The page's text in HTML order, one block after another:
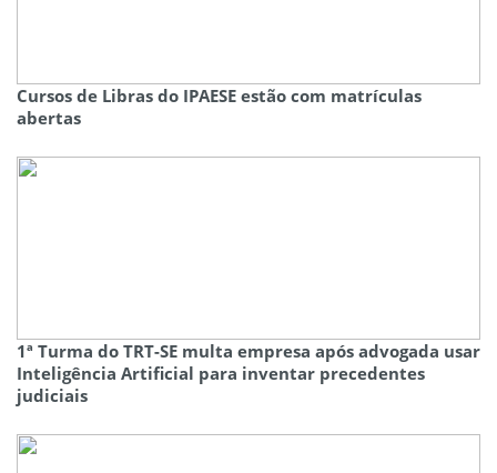
Cursos de Libras do IPAESE estão com matrículas
abertas
1ª Turma do TRT-SE multa empresa após advogada usar
Inteligência Artificial para inventar precedentes
judiciais